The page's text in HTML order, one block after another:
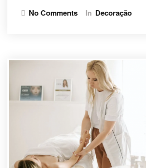
No Comments In Decoração